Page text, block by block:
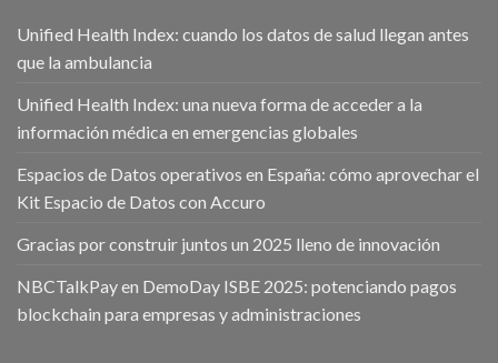
Unified Health Index: cuando los datos de salud llegan antes
que la ambulancia
Unified Health Index: una nueva forma de acceder a la
información médica en emergencias globales
Espacios de Datos operativos en España: cómo aprovechar el
Kit Espacio de Datos con Accuro
Gracias por construir juntos un 2025 lleno de innovación
NBCTalkPay en DemoDay ISBE 2025: potenciando pagos
blockchain para empresas y administraciones